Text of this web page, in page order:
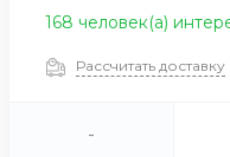
168 человек(а)
Рассчитать доставку
-